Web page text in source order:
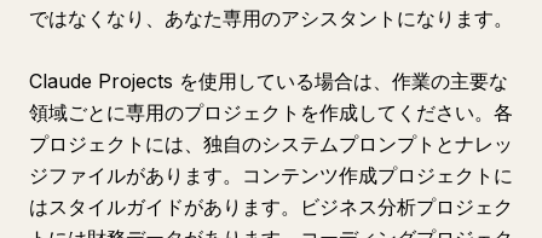
ではなくなり、あなた専用のアシスタントになります。
Claude Projects を使用している場合は、作業の主要な
領域ごとに専用のプロジェクトを作成してください。各
プロジェクトには、独自のシステムプロンプトとナレッ
ジファイルがあります。コンテンツ作成プロジェクトに
はスタイルガイドがあります。ビジネス分析プロジェク